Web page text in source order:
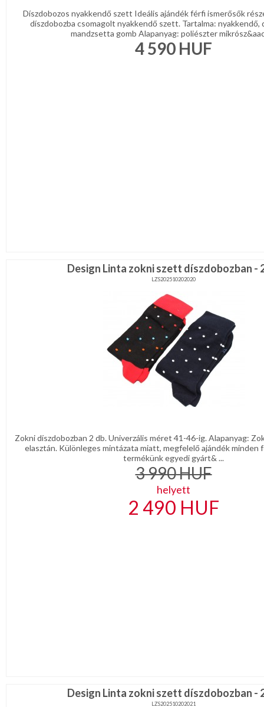
Díszdobozos nyakkendő szett Ideális ajándék férfi ismerősők
díszdobozba csomagolt nyakkendő szett. Tartalma: nyakkendő,
mandzsetta gomb Alapanyag: poliészter
4 590 HUF
Design Linta zokni szett díszdobozban -
LZS202510202020
Zokni díszdobozban 2 db. Univerzális méret 41-46-ig. Alapanyag:
elasztán. Különleges mintázata miatt, megfelelő ajándék minden
termékünk egyedi gyárt& ...
3 990HUF
helyett
2 490 HUF
Design Linta zokni szett díszdobozban -
LZS202510202021